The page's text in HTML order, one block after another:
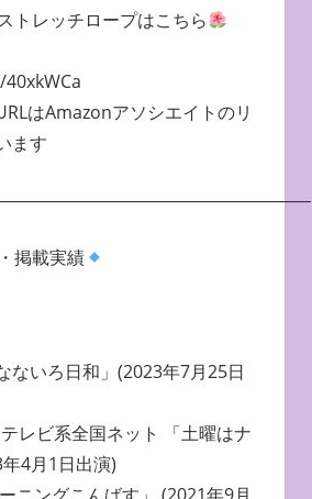
トレッチロープはこちら
はAmazonアソシエイトのリ
ます
掲載実績
ないろ日和」(2023年7月25日
レビ系全国ネット 「土曜はナ
4月1日出演)